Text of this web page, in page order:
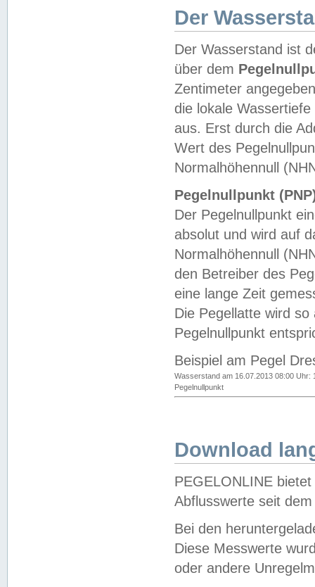
Der
Der Wasserstand ist
über dem
Zentimeter
die lokale
aus. Erst durch die
Wert des
Normalhöhennull
Pegelnullpunkt
Der Pegelnullpunkt
absolut und wird auf
Normalhöhennull
den Betreiber des
eine lange Zeit
Die Pegellatte wird
Pegelnullpunkt
Beispiel am Pegel
Wasserstand am 16.07.2013 08:00 Uhr:
Pegelnullpunkt
Download
PEGELONLINE
Abflusswerte seit
Bei den
Diese Messwerte
oder andere